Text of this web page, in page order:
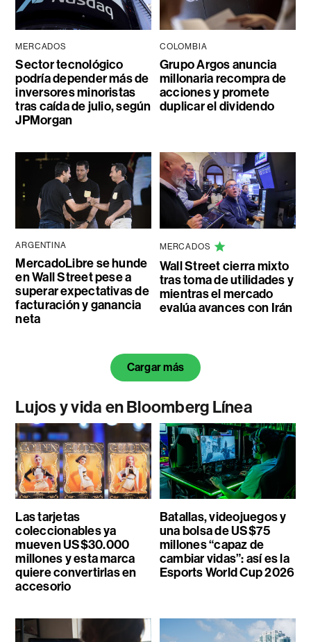
MERCADOS
Sector tecnológico
podría depender más de
inversores minoristas
tras caída de julio, según
JPMorgan
COLOMBIA
Grupo Argos anuncia
millonaria recompra de
acciones y promete
duplicar el dividendo
ARGENTINA
MercadoLibre se hunde
en Wall Street pese a
superar expectativas de
facturación y ganancia
neta
MERCADOS
Wall Street cierra mixto
tras toma de utilidades y
mientras el mercado
evalúa avances con Irán
Cargar más
Lujos y vida en Bloomberg Línea
Las tarjetas
coleccionables ya
mueven US$30.000
millones y esta marca
quiere convertirlas en
accesorio
Batallas, videojuegos y
una bolsa de US$75
millones “capaz de
cambiar vidas”: así es la
Esports World Cup 2026